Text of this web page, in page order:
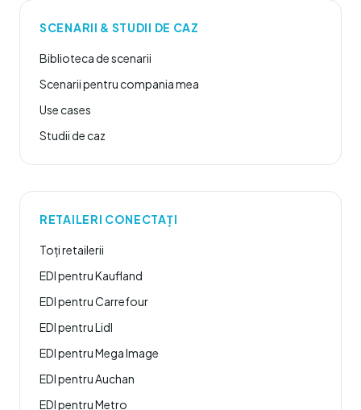
SCENARII & STUDII DE CAZ
Biblioteca de scenarii
Scenarii pentru compania mea
Use cases
Studii de caz
RETAILERI CONECTAȚI
Toți retailerii
EDI pentru Kaufland
EDI pentru Carrefour
EDI pentru Lidl
EDI pentru Mega Image
EDI pentru Auchan
EDI pentru Metro